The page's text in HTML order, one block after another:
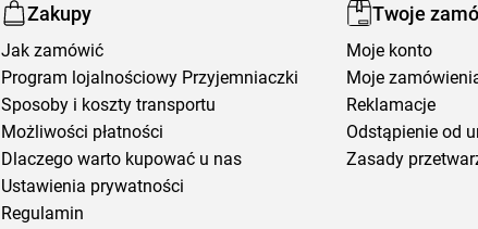
Zakupy
Jak zamówić
Program lojalnościowy Przyjemniaczki
Sposoby i koszty transportu
Możliwości płatności
Dlaczego warto kupować u nas
Ustawienia prywatności
Regulamin
Twoje
Moje konto
Moje
Reklamacje
Odstąpienie od
Zasady